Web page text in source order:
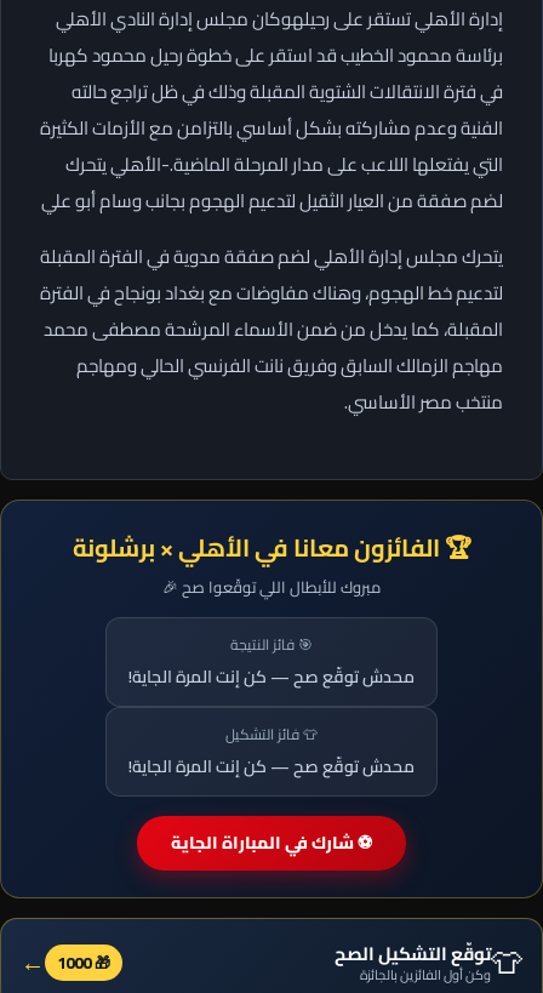
إدارة الأهلي تستقر على رحيلهوكان مجلس إدارة النادي الأهلي
برئاسة محمود الخطيب قد استقر على خطوة رحيل محمود كهربا
في فترة الانتقالات الشتوية المقبلة وذلك في ظل تراجع حالته
الفنية وعدم مشاركته بشكل أساسي بالتزامن مع الأزمات الكثيرة
التي يفتعلها اللاعب على مدار المرحلة الماضية.-الأهلي يتحرك
لضم صفقة من العيار الثقيل لتدعيم الهجوم بجانب وسام أبو علي
يتحرك مجلس إدارة الأهلي لضم صفقة مدوية في الفترة المقبلة
لتدعيم خط الهجوم، وهناك مفاوضات مع بغداد بونجاح في الفترة
المقبلة، كما يدخل من ضمن الأسماء المرشحة مصطفى محمد
مهاجم الزمالك السابق وفريق نانت الفرنسي الحالي ومهاجم
منتخب مصر الأساسي.
🏆 الفائزون معانا في الأهلي × برشلونة
مبروك للأبطال اللي توقّعوا صح 🎉
🎯 فائز النتيجة
محدش توقّع صح — كن إنت المرة الجاية!
👕 فائز التشكيل
محدش توقّع صح — كن إنت المرة الجاية!
⚽ شارك في المباراة الجاية
👕توقّع التشكيل الصح
وكن أول الفائزين بالجائزة 🎁 1000
←